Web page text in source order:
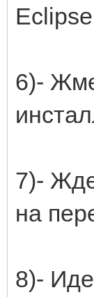
6)-
7)-
на
8)-